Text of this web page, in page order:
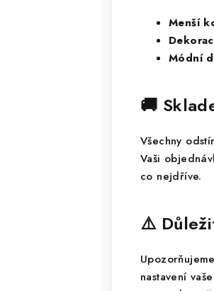
Menší
Módní
🚚
Všechny
Vaši
co nejdříve.
⚠️
nastavení